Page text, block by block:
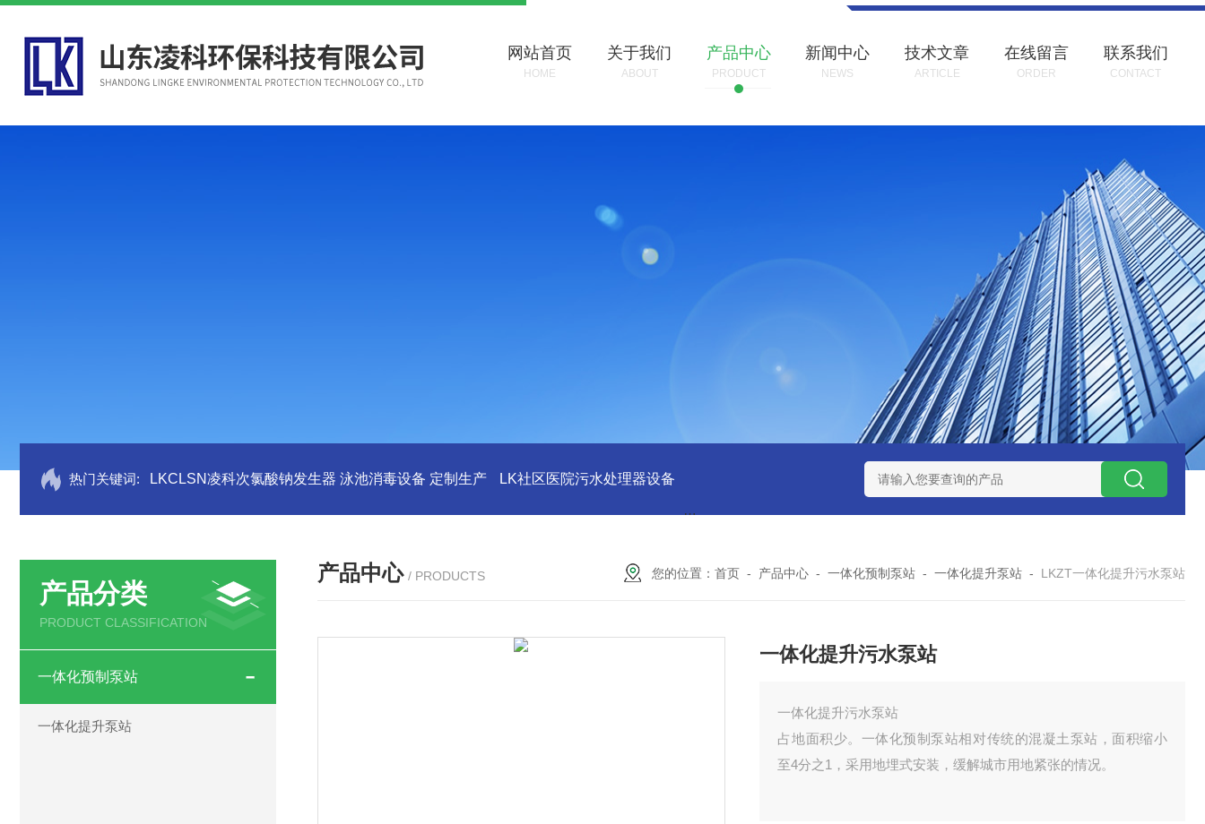
网站首页
HOME
关于我们
ABOUT
产品中心
PRODUCT
新闻中心
NEWS
技术文章
ARTICLE
在线留言
ORDER
联系我们
CONTACT
热门关键词: LKCLSN凌科次氯酸钠发生器 泳池消毒设备 定制生产 LK社区医院污水处理器设备 LK康复医院废水处理器设备 LK康复医院污水处理
产品分类
PRODUCT CLASSIFICATION
一体化预制泵站
一体化提升泵站
产品中心 / PRODUCTS 您的位置： 首页 - 产品中心 - 一体化预制泵站 - 一体化提升泵站 - LKZT一体化提升污水泵站
一体化提升污水泵站
一体化提升污水泵站
占地面积少。一体化预制泵站相对传统的混凝土泵站，面积缩小
至4分之1，采用地埋式安装，缓解城市用地紧张的情况。